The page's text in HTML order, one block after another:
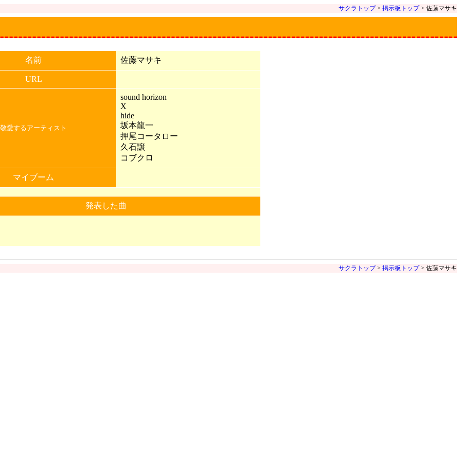
サクラトップ> 掲示板トップ> 佐藤マサキ
名前 佐藤マサキ
URL
敬愛するアーティスト
sound horizon
X
hide
坂本龍一
押尾コータロー
久石譲
コブクロ
マイブーム
発表した曲
サクラトップ> 掲示板トップ> 佐藤マサキ